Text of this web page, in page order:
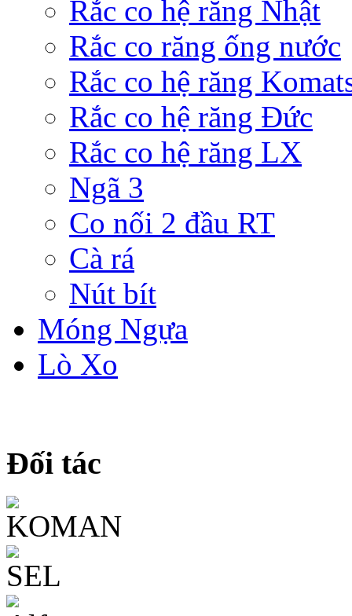
Rắc co hệ răng Nhật
Rắc co răng ống nước
Rắc co hệ răng
Rắc co hệ răng Đức
Rắc co hệ răng LX
Ngã 3
Co nối 2 đầu RT
Cà rá
Nút bít
Móng Ngựa
Lò Xo
Đối tác